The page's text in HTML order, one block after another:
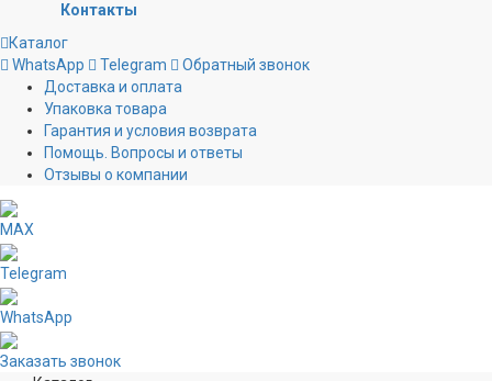
Контакты
Каталог
WhatsApp
Telegram
Обратный звонок
Доставка и оплата
Упаковка товара
Гарантия и условия возврата
Помощь. Вопросы и ответы
Отзывы о компании
MAX
Telegram
WhatsApp
Заказать звонок